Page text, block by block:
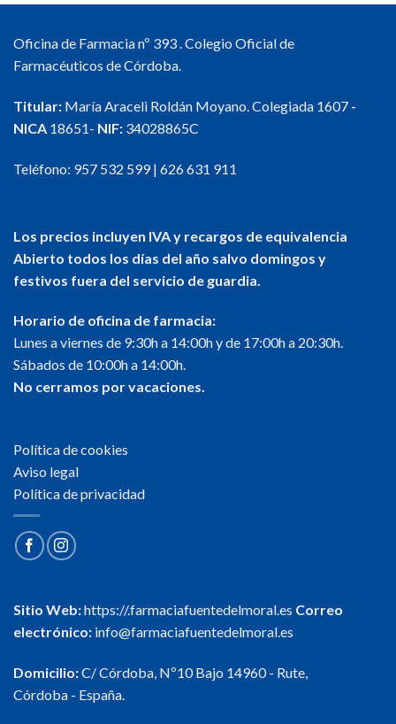
variantes.
Las
se
pueden
en
producto
Oficina de Farmacia nº 393 . Colegio Oficial de
Farmacéuticos de Córdoba.
Titular: María Araceli Roldán Moyano. Colegiada 1607 -
NICA 18651- NIF: 34028865C
Teléfono: 957 532 599| 626 631 911
Los precios incluyen IVA y recargos de equivalencia
Abierto todos los días del año salvo domingos y
festivos fuera del servicio de guardia.
Horario de oficina de farmacia:
Lunes a viernes de 9:30h a 14:00h y de 17:00h a 20:30h.
Sábados de 10:00h a 14:00h.
No cerramos por vacaciones.
Política de cookies
Aviso legal
Política de privacidad
Sitio Web:https://.farmaciafuentedelmoral.es Correo
electrónico: info@farmaciafuentedelmoral.es
Domicilio:C/ Córdoba, Nº10 Bajo 14960 - Rute,
Córdoba - España.